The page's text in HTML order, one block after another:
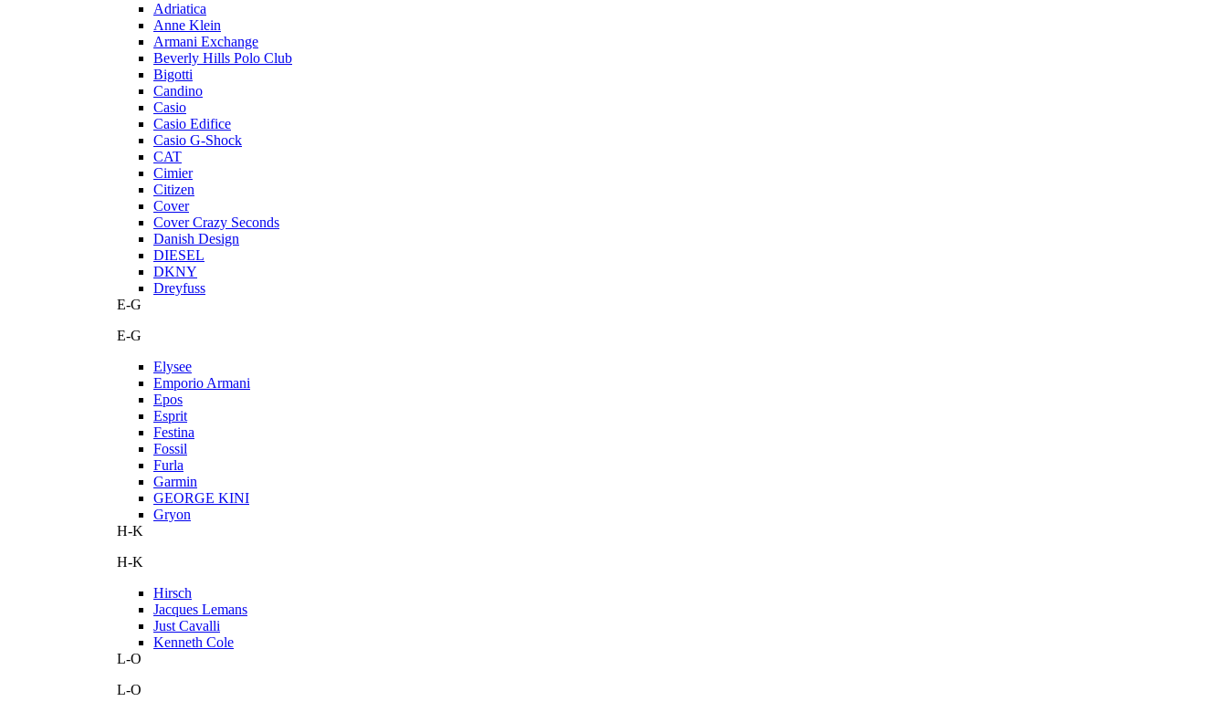
Adriatica
Anne Klein
Armani Exchange
Beverly Hills Polo Club
Bigotti
Candino
Casio
Casio Edifice
Casio G-Shock
CAT
Cimier
Citizen
Cover
Cover Crazy Seconds
Danish Design
DIESEL
DKNY
Dreyfuss
E-G
E-G
Elysee
Emporio Armani
Epos
Esprit
Festina
Fossil
Furla
Garmin
GEORGE KINI
Gryon
H-K
H-K
Hirsch
Jacques Lemans
Just Cavalli
Kenneth Cole
L-O
L-O